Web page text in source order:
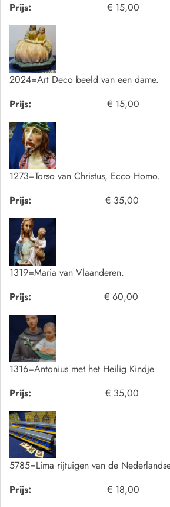
Prijs:
€ 15,00
2024=Art Deco beeld van een dame.
Prijs:
€ 15,00
1273=Torso van Christus, Ecco Homo.
Prijs:
€ 35,00
1319=Maria van Vlaanderen.
Prijs:
€ 60,00
1316=Antonius met het Heilig Kindje.
Prijs:
€ 35,00
5785=Lima rijtuigen van de
Prijs:
€ 18,00